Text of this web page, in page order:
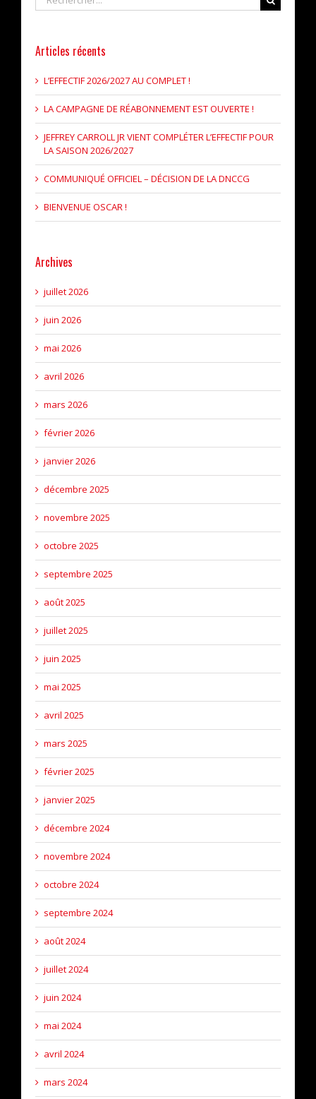
Articles récents
L’EFFECTIF 2026/2027 AU COMPLET !
LA CAMPAGNE DE RÉABONNEMENT EST OUVERTE !
JEFFREY CARROLL JR VIENT COMPLÉTER L’EFFECTIF POUR
LA SAISON 2026/2027
COMMUNIQUÉ OFFICIEL – DÉCISION DE LA DNCCG
BIENVENUE OSCAR !
Archives
juillet 2026
juin 2026
mai 2026
avril 2026
mars 2026
février 2026
janvier 2026
décembre 2025
novembre 2025
octobre 2025
septembre 2025
août 2025
juillet 2025
juin 2025
mai 2025
avril 2025
mars 2025
février 2025
janvier 2025
décembre 2024
novembre 2024
octobre 2024
septembre 2024
août 2024
juillet 2024
juin 2024
mai 2024
avril 2024
mars 2024